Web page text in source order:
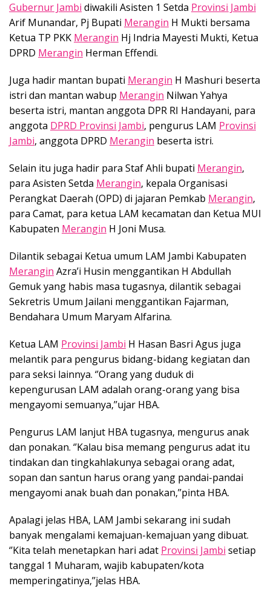
Gubernur Jambi diwakili Asisten 1 Setda Provinsi Jambi
Arif Munandar, Pj Bupati Merangin H Mukti bersama
Ketua TP PKK Merangin Hj Indria Mayesti Mukti, Ketua
DPRD Merangin Herman Effendi.
Juga hadir mantan bupati Merangin H Mashuri beserta
istri dan mantan wabup Merangin Nilwan Yahya
beserta istri, mantan anggota DPR RI Handayani, para
anggota DPRD Provinsi Jambi, pengurus LAM Provinsi
Jambi, anggota DPRD Merangin beserta istri.
Selain itu juga hadir para Staf Ahli bupati Merangin,
para Asisten Setda Merangin, kepala Organisasi
Perangkat Daerah (OPD) di jajaran Pemkab Merangin,
para Camat, para ketua LAM kecamatan dan Ketua MUI
Kabupaten Merangin H Joni Musa.
Dilantik sebagai Ketua umum LAM Jambi Kabupaten
Merangin Azra’i Husin menggantikan H Abdullah
Gemuk yang habis masa tugasnya, dilantik sebagai
Sekretris Umum Jailani menggantikan Fajarman,
Bendahara Umum Maryam Alfarina.
Ketua LAM Provinsi Jambi H Hasan Basri Agus juga
melantik para pengurus bidang-bidang kegiatan dan
para seksi lainnya. ‘’Orang yang duduk di
kepengurusan LAM adalah orang-orang yang bisa
mengayomi semuanya,’’ujar HBA.
Pengurus LAM lanjut HBA tugasnya, mengurus anak
dan ponakan. ‘’Kalau bisa memang pengurus adat itu
tindakan dan tingkahlakunya sebagai orang adat,
sopan dan santun harus orang yang pandai-pandai
mengayomi anak buah dan ponakan,’’pinta HBA.
Apalagi jelas HBA, LAM Jambi sekarang ini sudah
banyak mengalami kemajuan-kemajuan yang dibuat.
‘’Kita telah menetapkan hari adat Provinsi Jambi setiap
tanggal 1 Muharam, wajib kabupaten/kota
memperingatinya,’’jelas HBA.